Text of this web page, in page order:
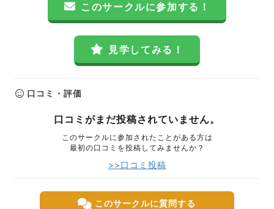
このサークルに参加する！
見学してみる！
口コミ・評価
口コミがまだ投稿されていません。
このサークルに参加されたことがある方は
最初の口コミを投稿してみませんか？
>>口コミ投稿
このサークルに質問する